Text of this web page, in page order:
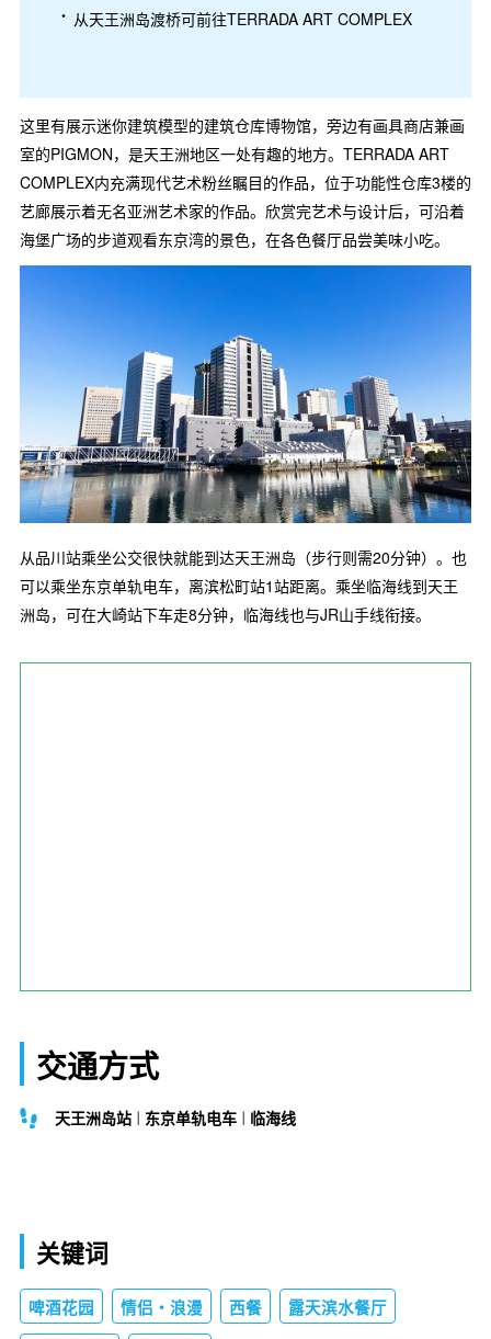
从天王洲岛渡桥可前往TERRADA ART COMPLEX
这里有展示迷你建筑模型的建筑仓库博物馆，旁边有画具商店兼画
室的PIGMON，是天王洲地区一处有趣的地方。TERRADA ART
COMPLEX内充满现代艺术粉丝瞩目的作品，位于功能性仓库3楼的
艺廊展示着无名亚洲艺术家的作品。欣赏完艺术与设计后，可沿着
海堡广场的步道观看东京湾的景色，在各色餐厅品尝美味小吃。
从品川站乘坐公交很快就能到达天王洲岛（步行则需20分钟）。也
可以乘坐东京单轨电车，离滨松町站1站距离。乘坐临海线到天王
洲岛，可在大崎站下车走8分钟，临海线也与JR山手线衔接。
交通方式
天王洲岛站 东京单轨电车 临海线
关键词
啤酒花园 情侣・浪漫 西餐 露天滨水餐厅